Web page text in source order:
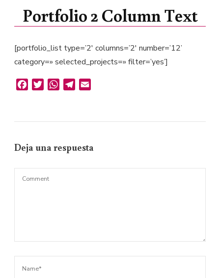
Portfolio 2 Column Text
[portfolio_list type=’2′ columns=’2′ number=’12’
category=» selected_projects=» filter=’yes’]
FacebookTwitterWhatsAppTelegram
Deja una respuesta